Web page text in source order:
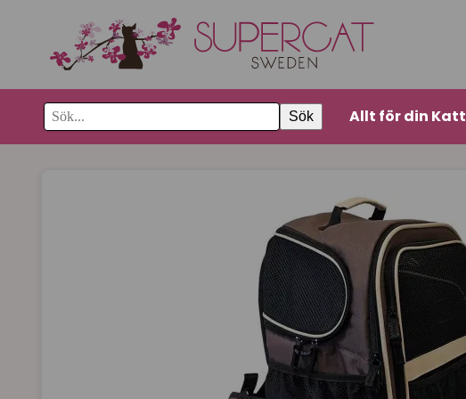
Sök Allt för din Katt